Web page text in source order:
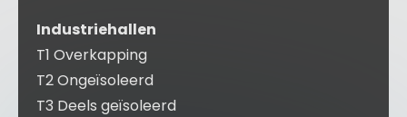
Industriehallen
T1 Overkapping
T2 Ongeïsoleerd
T3 Deels geïsoleerd